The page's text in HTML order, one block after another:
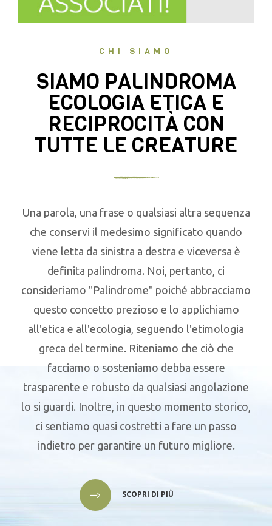
CHI SIAMO
SIAMO PALINDROMA
ECOLOGIA ETICA E
RECIPROCITÀ CON
TUTTE LE CREATURE
Una parola, una frase o qualsiasi altra sequenza
che conservi il medesimo significato quando
viene letta da sinistra a destra e viceversa è
definita palindroma. Noi, pertanto, ci
consideriamo "Palindrome" poiché abbracciamo
questo concetto prezioso e lo applichiamo
all'etica e all'ecologia, seguendo l'etimologia
greca del termine. Riteniamo che ciò che
facciamo o sosteniamo debba essere
trasparente e robusto da qualsiasi angolazione
lo si guardi. Inoltre, in questo momento storico,
ci sentiamo quasi costretti a fare un passo
indietro per garantire un futuro migliore.
SCOPRI DI PIÙ